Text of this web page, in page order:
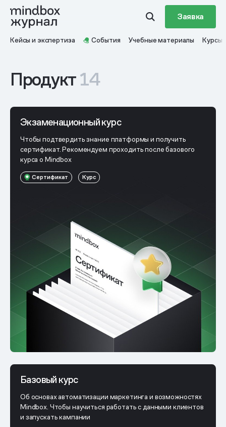
Заявка
Кейсы и экспертиза События Учебные материалы Курсы
Продукт14
Экзаменационный курс
Чтобы подтвердить знание платформы и получить
сертификат. Рекомендуем проходить после базового
курса о Mindbox
Сертификат Курс
Базовый курс
Об основах автоматизации маркетинга и возможностях
Mindbox. Чтобы научиться работать с данными клиентов
и запускать кампании